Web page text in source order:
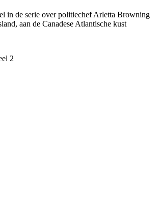
in de serie over politiechef Arletta Browning
aan de Canadese Atlantische kust
2